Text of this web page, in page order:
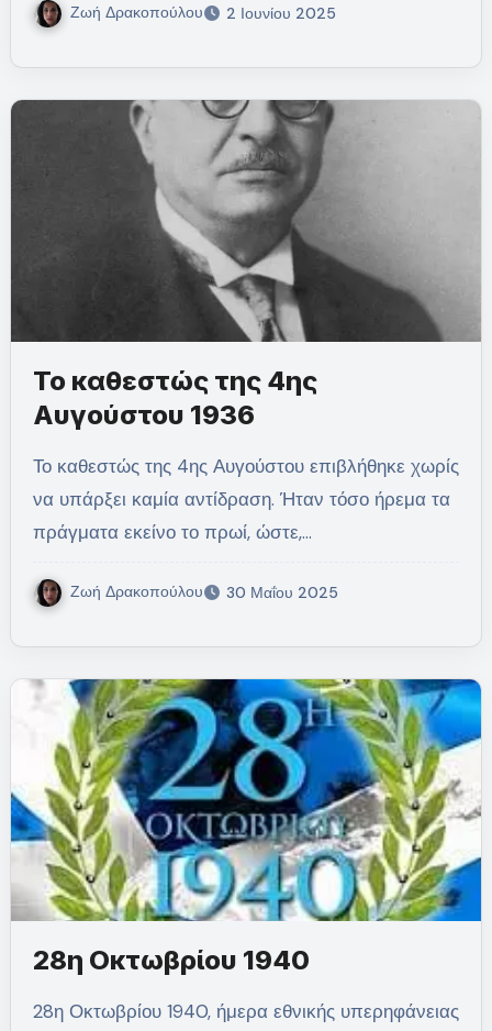
Ζωή Δρακοπούλου 2 Ιουνίου 2025
Το καθεστώς της 4ης
Αυγούστου 1936
Το καθεστώς της 4ης Αυγούστου επιβλήθηκε χωρίς
να υπάρξει καμία αντίδραση. Ήταν τόσο ήρεμα τα
πράγματα εκείνο το πρωί, ώστε,…
Ζωή Δρακοπούλου 30 Μαΐου 2025
28η Οκτωβρίου 1940
28η Οκτωβρίου 1940, ήμερα εθνικής υπερηφάνειας